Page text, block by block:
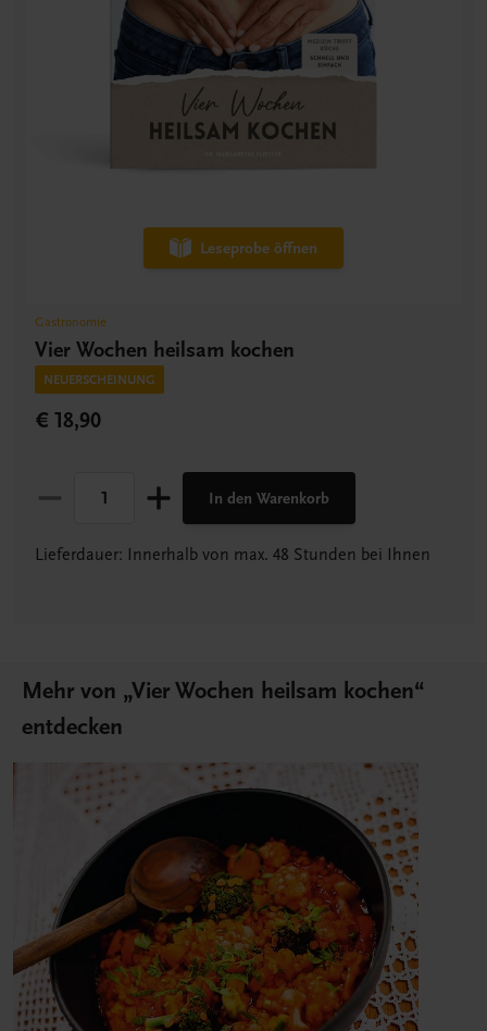
Leseprobe öffnen
Gastronomie
Vier Wochen heilsam kochen
NEUERSCHEINUNG
€ 18,90
In den Warenkorb
Lieferdauer: Innerhalb von max. 48 Stunden bei Ihnen
Mehr von „Vier Wochen heilsam kochen“
entdecken